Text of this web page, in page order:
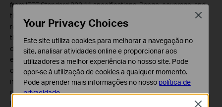
from IEEE Standard 802.11 specifications. Range, coverage, and
the maximum number of connected devices are based on test
results under normal usage conditions. Actual wireless data
throughput, wireless coverage, and number of connected
devices are not guaranteed and will vary as a result of 1)
environmental factors, including building materials, physical
objects, and obstacles, 2) network conditions, including local
interference, volume and density of traffic, product location,
network complexity, and network overhead, and 3) client
limitations, including rated performance, location, connectionClose
Your Privacy Choices
Este site utiliza cookies para melhorar a navegação no
site, analisar atividades online e proporcionar aos
utilizadores a melhor experiência no nosso site. Pode
opor-se à utilização de cookies a qualquer momento.
Pode aprender mais informações no nosso política de
privacidade.
Close